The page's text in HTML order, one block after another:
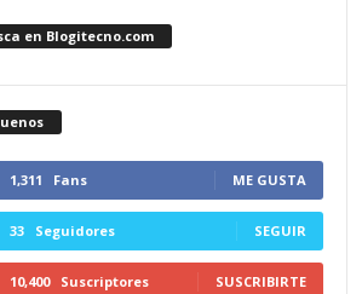
en Blogitecno.com
1,311 Fans ME GUSTA
33 Seguidores SEGUIR
10,400 Suscriptores SUSCRIBIRTE